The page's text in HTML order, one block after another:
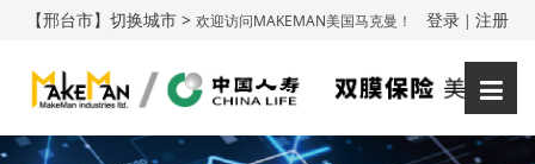
【邢台市】切换城市 >欢迎访问MAKEMAN美国马克曼！ 登录| 注册